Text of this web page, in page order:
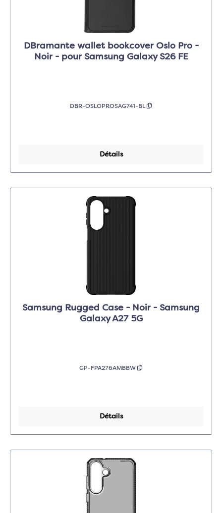
DBramante wallet bookcover Oslo Pro -
Noir - pour Samsung Galaxy S26 FE
DBR-OSLOPROSAG741-BL
Détails
Samsung Rugged Case - Noir - Samsung
Galaxy A27 5G
GP-FPA276AMBBW
Détails